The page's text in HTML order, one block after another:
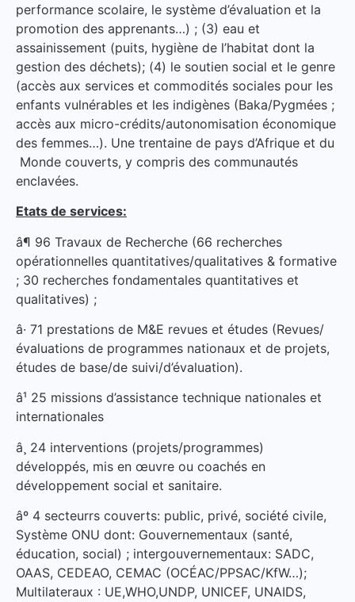
performance scolaire, le système d’évaluation et la
promotion des apprenants…) ; (3) eau et
assainissement (puits, hygiène de l’habitat dont la
gestion des déchets); (4) le soutien social et le genre
(accès aux services et commodités sociales pour les
enfants vulnérables et les indigènes (Baka/Pygmées ;
accès aux micro-crédits/autonomisation économique
des femmes…). Une trentaine de pays d’Afrique et du
Monde couverts, y compris des communautés
enclavées.
Etats de services:
â¶ 96 Travaux de Recherche (66 recherches
opérationnelles quantitatives/qualitatives & formative
; 30 recherches fondamentales quantitatives et
qualitatives) ;
â· 71 prestations de M&E revues et études (Revues/
évaluations de programmes nationaux et de projets,
études de base/de suivi/d’évaluation).
â¹ 25 missions d’assistance technique nationales et
internationales
â¸ 24 interventions (projets/programmes)
développés, mis en œuvre ou coachés en
développement social et sanitaire.
âº 4 secteurrs couverts: public, privé, société civile,
Système ONU dont: Gouvernementaux (santé,
éducation, social) ; intergouvernementaux: SADC,
OAAS, CEDEAO, CEMAC (OCÉAC/PPSAC/KfW…);
Multilateraux : UE,WHO,UNDP, UNICEF, UNAIDS,